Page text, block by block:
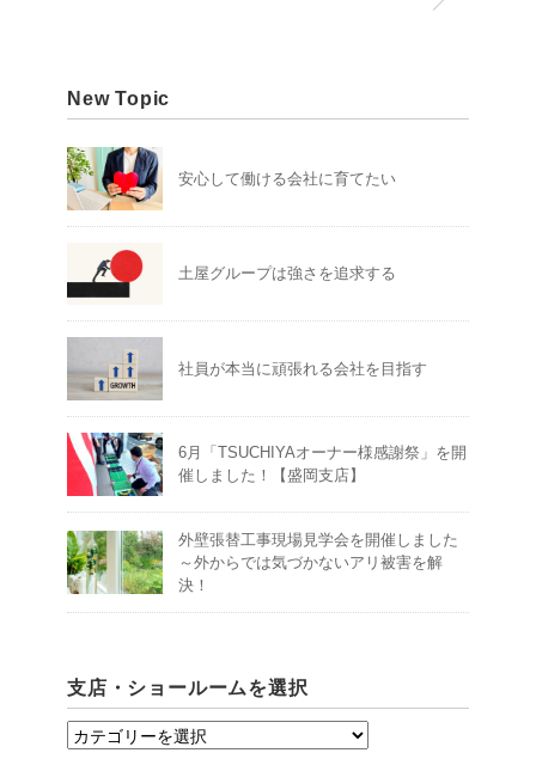
New Topic
安心して働ける会社に育てたい
土屋グループは強さを追求する
社員が本当に頑張れる会社を目指す
6月「TSUCHIYAオーナー様感謝祭」を開
催しました！【盛岡支店】
外壁張替工事現場見学会を開催しました
～外からでは気づかないアリ被害を解
決！
支店・ショールームを選択
支